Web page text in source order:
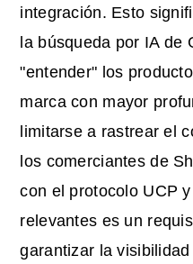
integración. Esto
la búsqueda por IA de
"entender" los
marca con mayor
limitarse a rastrear el
los comerciantes de
con el protocolo UCP
relevantes es un
garantizar la